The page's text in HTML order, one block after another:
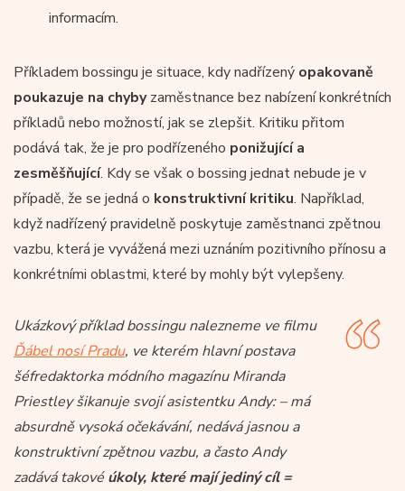
informacím.
Příkladem bossingu je situace, kdy nadřízený opakovaně
poukazuje na chybyzaměstnance bez nabízení konkrétních
příkladů nebo možností, jak se zlepšit. Kritiku přitom
podává tak, že je pro podřízeného ponižující a
zesměšňující. Kdy se však o bossing jednat nebude je v
případě, že se jedná o konstruktivní kritiku. Například,
když nadřízený pravidelně poskytuje zaměstnanci zpětnou
vazbu, která je vyvážená mezi uznáním pozitivního přínosu a
konkrétními oblastmi, které by mohly být vylepšeny.
Ukázkový příklad bossingu nalezneme ve filmu
Ďábel nosí Pradu, ve kterém hlavní postava
šéfredaktorka módního magazínu Miranda
Priestley šikanuje svojí asistentku Andy: – má
absurdně vysoká očekávání, nedává jasnou a
konstruktivní zpětnou vazbu, a často Andy
zadává takovéúkoly, které mají jediný cíl =